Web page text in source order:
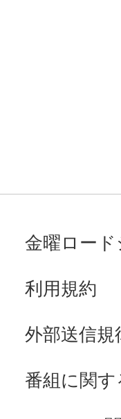
金曜ロー
利用規約
外部送信規
番組に関